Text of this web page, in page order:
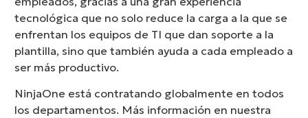
tecnológica que no solo reduce la carga a la que se
enfrentan los equipos de TI que dan soporte a la
plantilla, sino que también ayuda a cada empleado a
ser más productivo.
NinjaOne está contratando globalmente en todos
los departamentos. Más información en nuestra